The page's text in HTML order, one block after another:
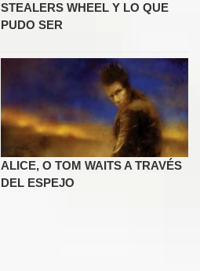
STEALERS WHEEL Y LO QUE
PUDO SER
ALICE, O TOM WAITS A TRAVÉS
DEL ESPEJO